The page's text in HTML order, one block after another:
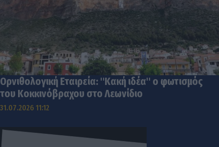
Ορνιθολογική Εταιρεία: "Κακή ιδέα" ο φωτισμός
του Κοκκινόβραχου στο Λεωνίδιο
31.07.2026 11:12